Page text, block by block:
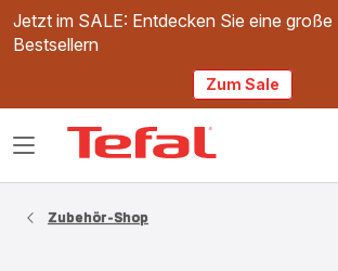
Jetzt im SALE: Entdecken Sie eine
Bestsellern
Zum Sale
Das
Zubehör-Shop